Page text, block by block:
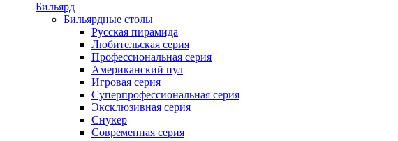
Бильярд
Бильярдные столы
Русская пирамида
Любительская серия
Профессиональная серия
Американский пул
Игровая серия
Суперпрофессиональная серия
Эксклюзивная серия
Снукер
Современная серия